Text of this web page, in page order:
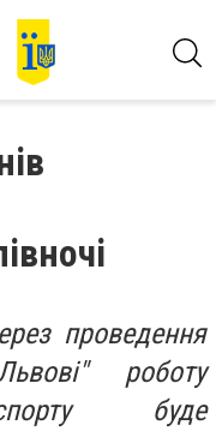
проведення
роботу
буде